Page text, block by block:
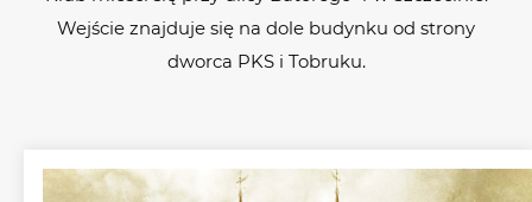
Wejście znajduje się na dole budynku od strony
dworca PKS i Tobruku.